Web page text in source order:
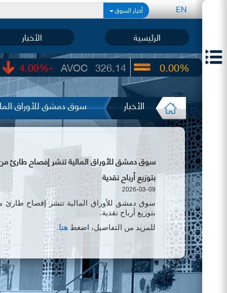
EN أخبار السوق
الرئيسية الأخبار
326.14
AVOC
-4.09% 22.65
UIC
0.00%
الأخبار سوق دمشق للأوراق
بتوزيع أرباح نقدية
2026-03-09
سوق دمشق للأوراق المالية تنشر إفصاح طارئ
بتوزيع أرباح نقدية.
للمزيد من التفاصيل، اضغط هنا.